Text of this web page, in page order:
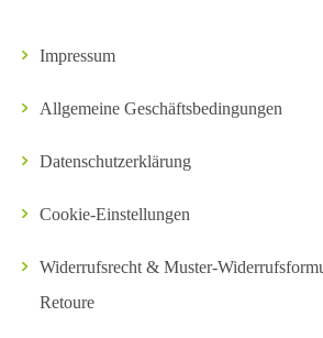
Impressum
Allgemeine Geschäftsbedingungen
Datenschutzerklärung
Cookie-Einstellungen
Widerrufsrecht & Muster-
Retoure